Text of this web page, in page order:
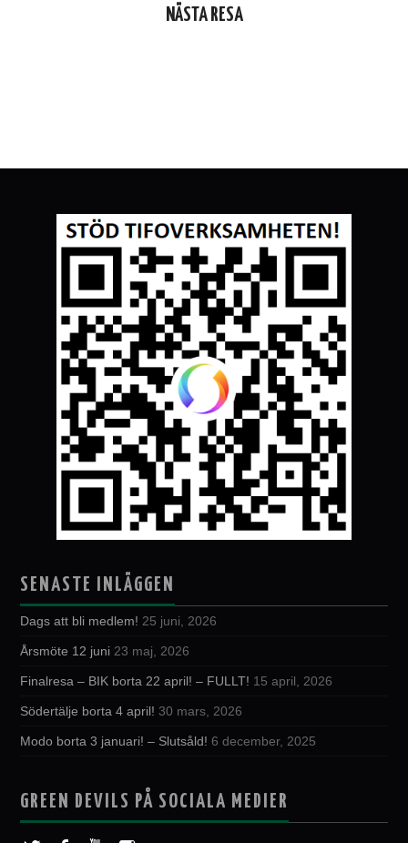
NÄSTA RESA
SENASTE INLÄGGEN
Dags att bli medlem! 25 juni, 2026
Årsmöte 12 juni 23 maj, 2026
Finalresa – BIK borta 22 april! – FULLT! 15 april, 2026
Södertälje borta 4 april! 30 mars, 2026
Modo borta 3 januari! – Slutsåld! 6 december, 2025
GREEN DEVILS PÅ SOCIALA MEDIER